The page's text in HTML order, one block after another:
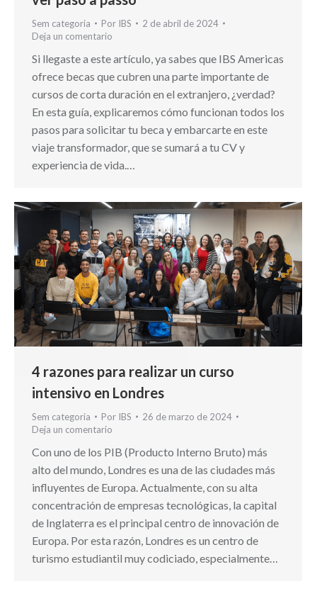
Sem categoria Por IBS
2 de abril de 2024
Deja un comentario
Si llegaste a este artículo, ya sabes que IBS Americas
ofrece becas que cubren una parte importante de
cursos de corta duración en el extranjero, ¿verdad?
En esta guía, explicaremos cómo funcionan todos los
pasos para solicitar tu beca y embarcarte en este
viaje transformador, que se sumará a tu CV y
experiencia de vida.…
4 razones para realizar un curso
intensivo en Londres
Sem categoria Por IBS
26 de marzo de 2024
Deja un comentario
Con uno de los PIB (Producto Interno Bruto) más
alto del mundo, Londres es una de las ciudades más
influyentes de Europa. Actualmente, con su alta
concentración de empresas tecnológicas, la capital
de Inglaterra es el principal centro de innovación de
Europa. Por esta razón, Londres es un centro de
turismo estudiantil muy codiciado, especialmente…